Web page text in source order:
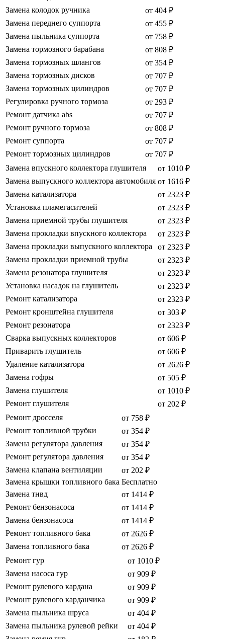
Замена колодок ручника
от 404 ₽
Замена переднего суппорта
от 455 ₽
Замена пыльника суппорта
от 758 ₽
Замена тормозного барабана
от 808 ₽
Замена тормозных шлангов
от 354 ₽
Замена тормозных дисков
от 707 ₽
Замена тормозных цилиндров
от 707 ₽
Регулировка ручного тормоза
от 293 ₽
Ремонт датчика abs
от 707 ₽
Ремонт ручного тормоза
от 808 ₽
Ремонт суппорта
от 707 ₽
Ремонт тормозных цилиндров
от 707 ₽
Замена впускного коллектора глушителя
от 1010 ₽
Замена выпускного коллектора автомобиля от 1616 ₽
Замена катализатора
от 2323 ₽
Установка пламегасителей
от 2323 ₽
Замена приемной трубы глушителя
от 2323 ₽
Замена прокладки впускного коллектора
от 2323 ₽
Замена прокладки выпускного коллектора
от 2323 ₽
Замена прокладки приемной трубы
от 2323 ₽
Замена резонатора глушителя
от 2323 ₽
Установка насадок на глушитель
от 2323 ₽
Ремонт катализатора
от 2323 ₽
Ремонт кронштейна глушителя
от 303 ₽
Ремонт резонатора
от 2323 ₽
Сварка выпускных коллекторов
от 606 ₽
Приварить глушитель
от 606 ₽
Удаление катализатора
от 2626 ₽
Замена гофры
от 505 ₽
Замена глушителя
от 1010 ₽
Ремонт глушителя
от 202 ₽
Ремонт дросселя
от 758 ₽
Ремонт топливной трубки
от 354 ₽
Замена регулятора давления
от 354 ₽
Ремонт регулятора давления
от 354 ₽
Замена клапана вентиляции
от 202 ₽
Замена крышки топливного бака Бесплатно
Замена тнвд
от 1414 ₽
Ремонт бензонасоса
от 1414 ₽
Замена бензонасоса
от 1414 ₽
Ремонт топливного бака
от 2626 ₽
Замена топливного бака
от 2626 ₽
Ремонт гур
от 1010 ₽
Замена насоса гур
от 909 ₽
Ремонт рулевого кардана
от 909 ₽
Ремонт рулевого карданчика
от 909 ₽
Замена пыльника шруса
от 404 ₽
Замена пыльника рулевой рейки
от 404 ₽